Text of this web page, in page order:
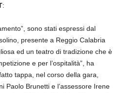
:
sono stati espressi dal
presente a Reggio Calabria
ed un teatro di tradizione che è
e per l’ospitalità”, ha
tappa, nel corso della gara,
Paolo Brunetti e l’assessore Irene